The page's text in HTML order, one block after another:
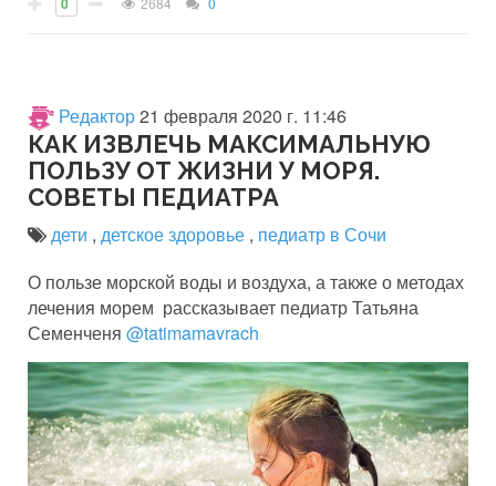
Редактор21 февраля 2020 г. 11:46
КАК ИЗВЛЕЧЬ МАКСИМАЛЬНУЮ
ПОЛЬЗУ ОТ ЖИЗНИ У МОРЯ.
СОВЕТЫ ПЕДИАТРА
дети , детское здоровье , педиатр в Сочи
О пользе морской воды и воздуха, а также о методах
лечения морем рассказывает педиатр Татьяна
Семенченя @tatimamavrach